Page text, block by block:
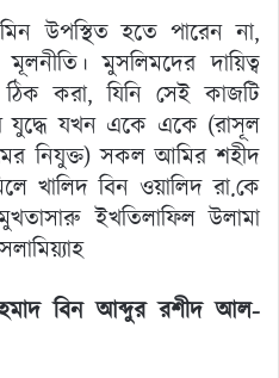
উপস্থিত হতে পারেন না,
মুসলিমদের দায়িত্ব
করা, যিনি সেই কাজটি
যুদ্ধে যখন একে একে (রাসূল
নিযুক্ত) সকল আমির শহীদ
খালিদ বিন ওয়ালিদ রা.কে
ইখতিলাফিল উলামা
বিন আব্দুর রশীদ আল-